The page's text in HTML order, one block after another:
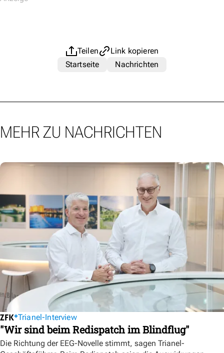
Teilen
Link kopieren
Startseite
Nachrichten
MEHR ZU NACHRICHTEN
Trianel-Interview
"Wir sind beim Redispatch im Blindflug"
Die Richtung der EEG-Novelle stimmt, sagen Trianel-